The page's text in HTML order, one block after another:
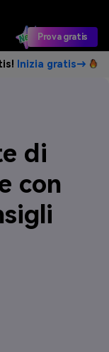
Prova gratis
Inizia gratis→
di
con